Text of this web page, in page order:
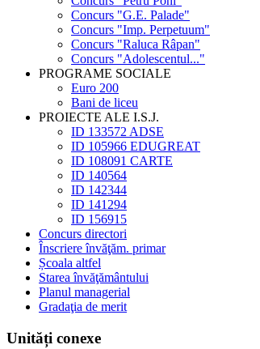
Concurs "G.E. Palade"
Concurs "Imp. Perpetuum"
Concurs "Raluca Râpan"
Concurs "Adolescentul..."
PROGRAME SOCIALE
Euro 200
Bani de liceu
PROIECTE ALE I.S.J.
ID 133572 ADSE
ID 105966 EDUGREAT
ID 108091 CARTE
ID 140564
ID 142344
ID 141294
ID 156915
Concurs directori
Înscriere învăţăm. primar
Școala altfel
Starea învăţământului
Planul managerial
Gradaţia de merit
Unități conexe